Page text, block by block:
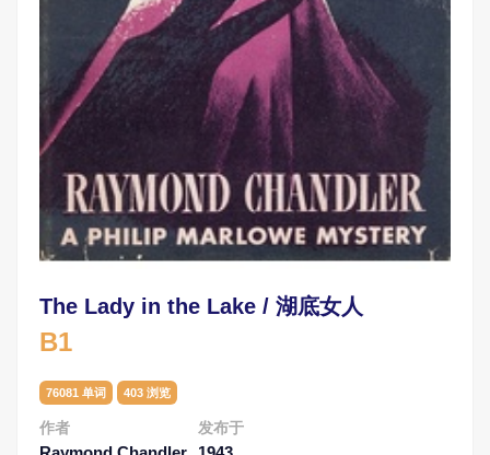
The Lady in the Lake / 湖底女人
B1
76081 单词 403 浏览
作者 发布于